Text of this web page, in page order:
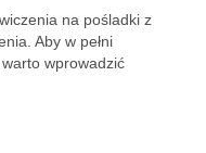
na pośladki z
Aby w pełni
wprowadzić